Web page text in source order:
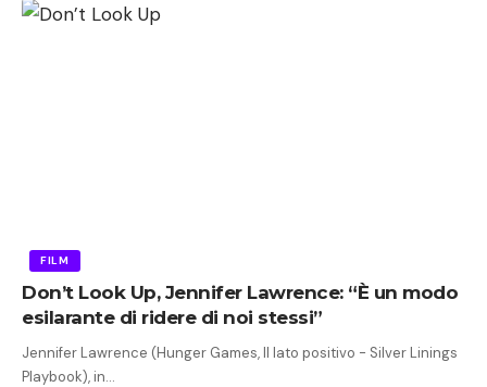
FILM
Don’t Look Up, Jennifer Lawrence: “È un modo
esilarante di ridere di noi stessi”
Jennifer Lawrence (Hunger Games, Il lato positivo - Silver Linings
Playbook), in…